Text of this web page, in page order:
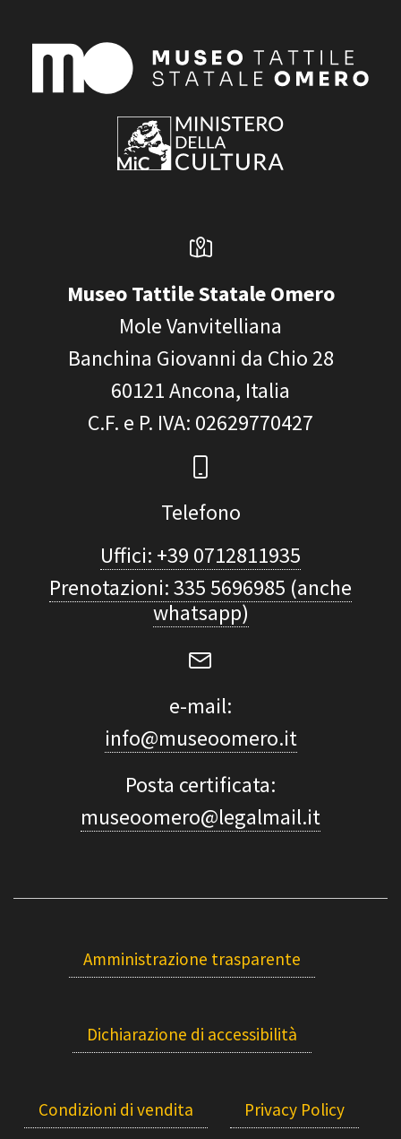
Museo Tattile Statale Omero
Mole Vanvitelliana
Banchina Giovanni da Chio 28
60121Ancona, Italia
C.F. e P. IVA: 02629770427
Telefono
Uffici: +39 0712811935
Prenotazioni: 335 5696985 (anche
whatsapp)
e-mail:
info@museoomero.it
Posta certificata:
museoomero@legalmail.it
Amministrazione trasparente
Dichiarazione di accessibilità
Condizioni di vendita Privacy Policy